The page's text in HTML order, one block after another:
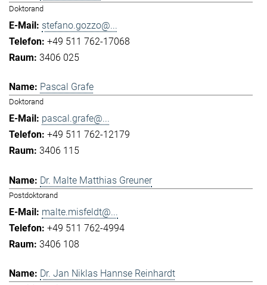
Doktorand
stefano.gozzo@...
+49 511 762-17068
3406 025
Pascal Grafe
Doktorand
pascal.grafe@...
+49 511 762-12179
3406 115
Dr. Malte Matthias Greuner
Postdoktorand
malte.misfeldt@...
+49 511 762-4994
3406 108
Dr. Jan Niklas Hannse Reinhardt